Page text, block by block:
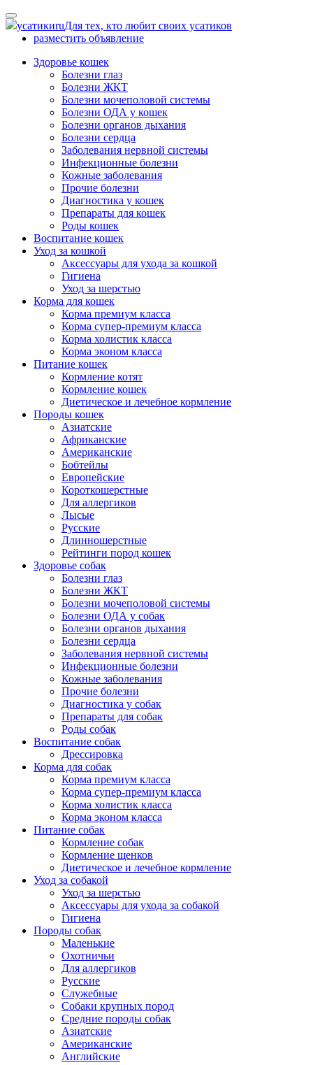
Skip
to
content
усатикиruДля тех, кто любит своих усатиков
разместить объявление
Здоровье кошек
Болезни глаз
Болезни ЖКТ
Болезни мочеполовой системы
Болезни ОДА у кошек
Болезни органов дыхания
Болезни сердца
Заболевания нервной системы
Инфекционные болезни
Кожные заболевания
Прочие болезни
Диагностика у кошек
Препараты для кошек
Роды кошек
Воспитание кошек
Уход за кошкой
Аксессуары для ухода за кошкой
Гигиена
Уход за шерстью
Корма для кошек
Корма премиум класса
Корма супер-премиум класса
Корма холистик класса
Корма эконом класса
Питание кошек
Кормление котят
Кормление кошек
Диетическое и лечебное кормление
Породы кошек
Азиатские
Африканские
Американские
Бобтейлы
Европейские
Короткошерстные
Для аллергиков
Лысые
Русские
Длинношерстные
Рейтинги пород кошек
Здоровье собак
Болезни глаз
Болезни ЖКТ
Болезни мочеполовой системы
Болезни ОДА у собак
Болезни органов дыхания
Болезни сердца
Заболевания нервной системы
Инфекционные болезни
Кожные заболевания
Прочие болезни
Диагностика у собак
Препараты для собак
Роды собак
Воспитание собак
Дрессировка
Корма для собак
Корма премиум класса
Корма супер-премиум класса
Корма холистик класса
Корма эконом класса
Питание собак
Кормление собак
Кормление щенков
Диетическое и лечебное кормление
Уход за собакой
Уход за шерстью
Аксессуары для ухода за собакой
Гигиена
Породы собак
Маленькие
Охотничьи
Для аллергиков
Русские
Служебные
Собаки крупных пород
Средние породы собак
Азиатские
Американские
Английские